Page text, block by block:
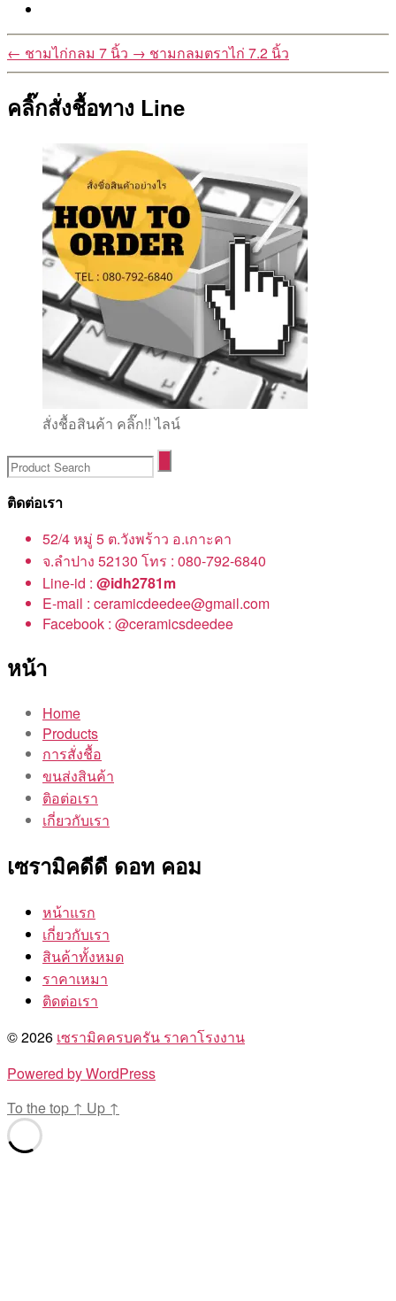
← ชามไก่กลม 7 นิ้ว → ชามกลมตราไก่ 7.2 นิ้ว
คลิ๊กสั่งชื้อทาง Line
สั่งชื้อสินค้า คลิ๊ก!! ไลน์
ติดต่อเรา
52/4 หมู่ 5 ต.วังพร้าว อ.เกาะคา
จ.ลำปาง 52130 โทร : 080-792-6840
Line-id : @idh2781m
E-mail : ceramicdeedee@gmail.com
Facebook : @ceramicsdeedee
หน้า
Home
Products
การสั่งชื้อ
ขนส่งสินค้า
ติอต่อเรา
เกี่ยวกับเรา
เซรามิคดีดี ดอท คอม
หน้าแรก
เกี่ยวกับเรา
สินค้าทั้งหมด
ราคาเหมา
ติดต่อเรา
© 2026 เซรามิคครบครัน ราคาโรงงาน
Powered by WordPress
To the top ↑ Up ↑